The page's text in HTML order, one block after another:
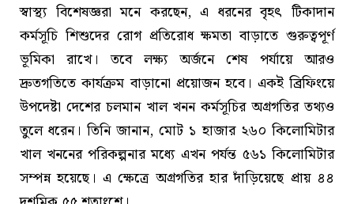
স্বাস্থ্য বিশেষজ্ঞরা মনে করছেন, এ ধরনের বৃহৎ টিকাদান
কর্মসূচি শিশুদের রোগ প্রতিরোধ ক্ষমতা বাড়াতে গুরুত্বপূর্ণ
ভূমিকা রাখে। তবে লক্ষ্য অর্জনে শেষ পর্যায়ে আরও
দ্রুতগতিতে কার্যক্রম বাড়ানো প্রয়োজন হবে। একই ব্রিফিংয়ে
উপদেষ্টা দেশের চলমান খাল খনন কর্মসূচির অগ্রগতির তথ্যও
তুলে ধরেন। তিনি জানান, মোট ১ হাজার ২৬০ কিলোমিটার
খাল খননের পরিকল্পনার মধ্যে এখন পর্যন্ত ৫৬১ কিলোমিটার
সম্পন্ন হয়েছে। এ ক্ষেত্রে অগ্রগতির হার দাঁড়িয়েছে প্রায় ৪৪